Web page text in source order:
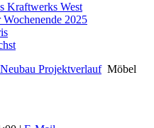
Kraftwerks West
Wochenende 2025
Neubau Projektverlauf Möbel